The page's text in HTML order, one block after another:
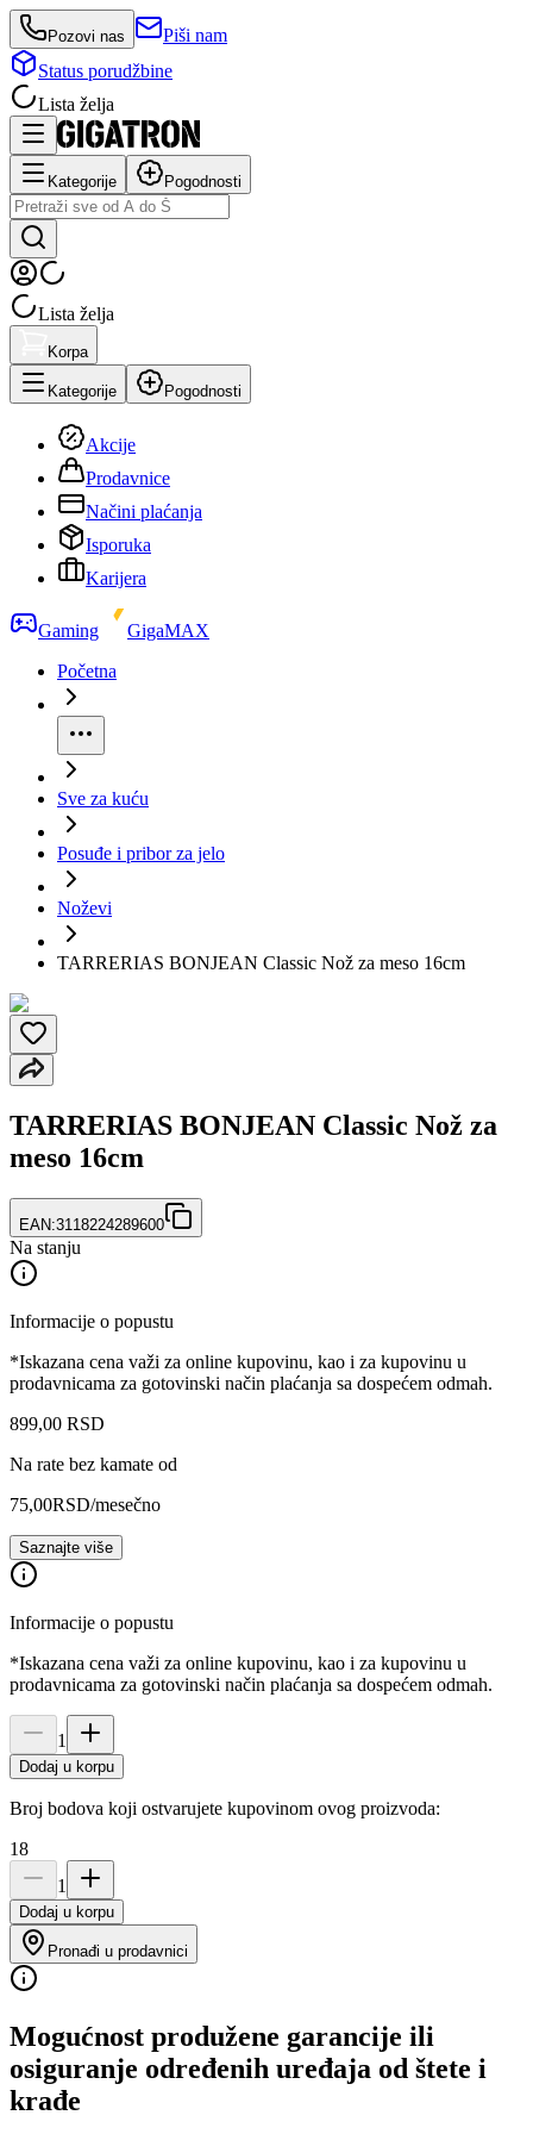
Pozovi nas
Piši nam
Status porudžbine
Lista želja
Kategorije Pogodnosti
Lista želja
Korpa
Kategorije Pogodnosti
Akcije
Prodavnice
Načini plaćanja
Isporuka
Karijera
Gaming
GigaMAX
Početna
Sve za kuću
Posuđe i pribor za jelo
Noževi
TARRERIAS BONJEAN Classic Nož za meso 16cm
TARRERIAS BONJEAN Classic Nož za
meso 16cm
EAN:3118224289600
Na stanju
Informacije o popustu
*Iskazana cena važi za online kupovinu, kao i za kupovinu u
prodavnicama za gotovinski način plaćanja sa dospećem odmah.
899,00 RSD
Na rate bez kamate od
75,00RSD/mesečno
Saznajte više
Informacije o popustu
*Iskazana cena važi za online kupovinu, kao i za kupovinu u
prodavnicama za gotovinski način plaćanja sa dospećem odmah.
1
Dodaj u korpu
Broj bodova koji ostvarujete kupovinom ovog proizvoda:
18
1
Dodaj u korpu
Pronađi u prodavnici
Mogućnost produžene garancije ili
osiguranje određenih uređaja od štete i
krađe